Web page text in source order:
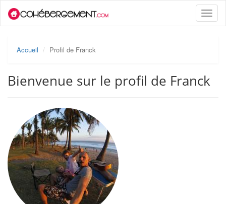
Toggle
Accueil Profil de Franck
Bienvenue sur le profil de Franck